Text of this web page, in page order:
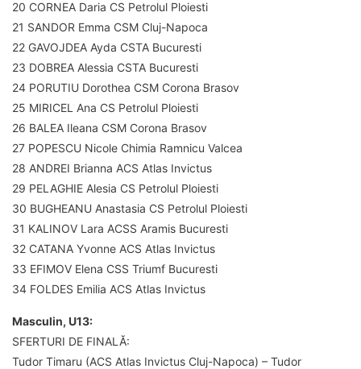
20 CORNEA Daria CS Petrolul Ploiesti
21 SANDOR Emma CSM Cluj-Napoca
22 GAVOJDEA Ayda CSTA Bucuresti
23 DOBREA Alessia CSTA Bucuresti
24 PORUTIU Dorothea CSM Corona Brasov
25 MIRICEL Ana CS Petrolul Ploiesti
26 BALEA Ileana CSM Corona Brasov
27 POPESCU Nicole Chimia Ramnicu Valcea
28 ANDREI Brianna ACS Atlas Invictus
29 PELAGHIE Alesia CS Petrolul Ploiesti
30 BUGHEANU Anastasia CS Petrolul Ploiesti
31 KALINOV Lara ACSS Aramis Bucuresti
32 CATANA Yvonne ACS Atlas Invictus
33 EFIMOV Elena CSS Triumf Bucuresti
34 FOLDES Emilia ACS Atlas Invictus
Masculin, U13:
SFERTURI DE FINALĂ:
Tudor Timaru (ACS Atlas Invictus Cluj-Napoca) – Tudor